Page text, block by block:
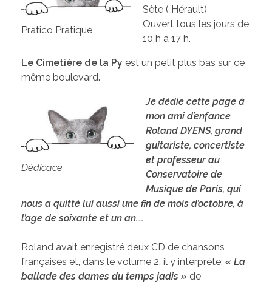
Pratico Pratique
Sète ( Hérault)
Ouvert tous les jours de
10 h à 17 h.
Le Cimetière de la Py est un petit plus bas sur ce
même boulevard.
Dédicace
Je dédie cette page à
mon ami d’enfance
Roland DYENS, grand
guitariste, concertiste
et professeur au
Conservatoire de
Musique de Paris, qui
nous a quitté lui aussi une fin de mois d’octobre, à
l’age de soixante et un an….
Roland avait enregistré deux CD de chansons
françaises et, dans le volume 2, il y interprète: « La
ballade des dames du temps jadis » de